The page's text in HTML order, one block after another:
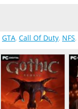
GTA, Call Of Duty, NFS,